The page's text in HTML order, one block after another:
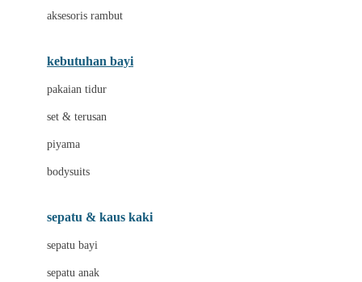
Baby Jogger
Beauty Barn
Bio Oil
Biolane
aksesoris rambut
kebutuhan bayi
pakaian tidur
set & terusan
piyama
bodysuits
sepatu & kaus kaki
sepatu bayi
sepatu anak